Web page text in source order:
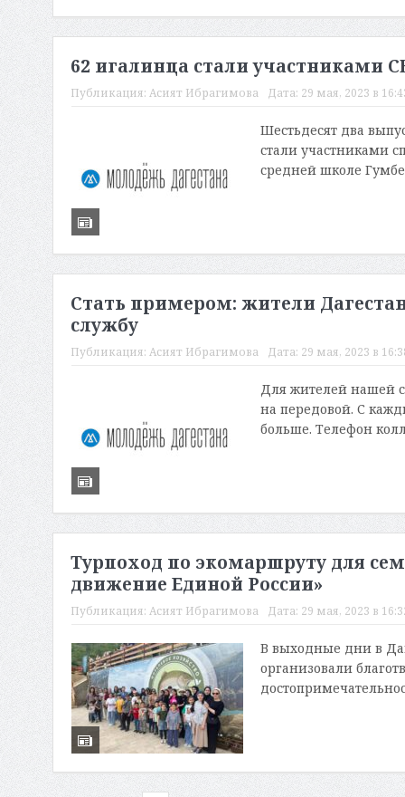
62 игалинца стали участниками
Публикация:Асият Ибрагимова Дата: 29 мая, 2023 в
Шестьдесят два
стали участниками
средней школе
Стать примером: жители
службу
Публикация:Асият Ибрагимова Дата: 29 мая, 2023 в
Для жителей нашей
на передовой. С
больше. Телефон
Турпоход по экомаршруту для
движение Единой России»
Публикация:Асият Ибрагимова Дата: 29 мая, 2023 в
В выходные дни в
организовали